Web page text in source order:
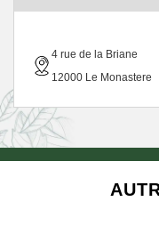
4 rue de la Briane
12000 Le Monastere